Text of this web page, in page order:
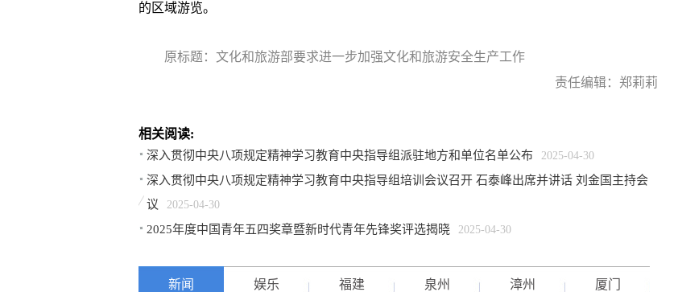
的区域游览。
原标题：文化和旅游部要求进一步加强文化和旅游安全生产工作
责任编辑：郑莉莉
相关阅读:
深入贯彻中央八项规定精神学习教育中央指导组派驻地方和单位名单公布 2025-04-30
深入贯彻中央八项规定精神学习教育中央指导组培训会议召开 石泰峰出席并讲话 刘金国主持会
议
2025-04-30
2025年度中国青年五四奖章暨新时代青年先锋奖评选揭晓 2025-04-30
新闻 娱乐 福建 泉州 漳州 厦门